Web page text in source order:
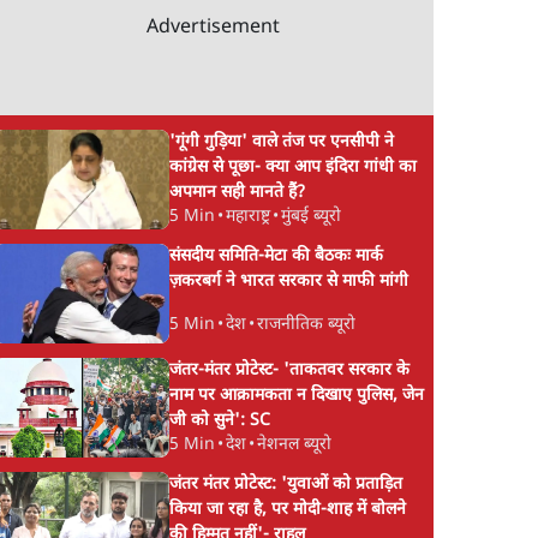
Advertisement
'गूंगी गुड़िया' वाले तंज पर एनसीपी ने
कांग्रेस से पूछा- क्या आप इंदिरा गांधी का
अपमान सही मानते हैं?
5 Min •महाराष्ट्र•मुंबई ब्यूरो
संसदीय समिति-मेटा की बैठकः मार्क
ज़करबर्ग ने भारत सरकार से माफी मांगी
5 Min •देश•राजनीतिक ब्यूरो
जंतर-मंतर प्रोटेस्ट- 'ताकतवर सरकार के
नाम पर आक्रामकता न दिखाए पुलिस, जेन
जी को सुने': SC
5 Min •देश•नेशनल ब्यूरो
जंतर मंतर प्रोटेस्ट: 'युवाओं को प्रताड़ित
किया जा रहा है, पर मोदी-शाह में बोलने